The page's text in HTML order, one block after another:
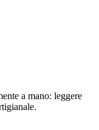
a mano: leggere